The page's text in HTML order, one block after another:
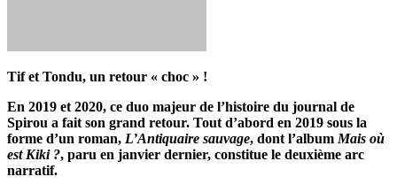
Tif et Tondu, un retour « choc » !
En 2019 et 2020, ce duo majeur de l’histoire du journal de
Spirou a fait son grand retour. Tout d’abord en 2019 sous la
forme d’un roman, L’Antiquaire sauvage, dont l’albumMais où
est Kiki ?, paru en janvier dernier, constitue le deuxième arc
narratif.